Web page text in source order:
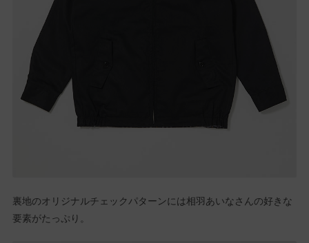
裏地のオリジナルチェックパターンには相羽あいなさんの好きな
要素がたっぷり。